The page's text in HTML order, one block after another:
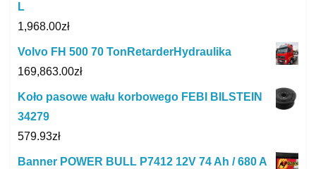
L
1,968.00zł
Volvo FH 500 70 TonRetarderHydraulika
169,863.00zł
Koło pasowe wału korbowego FEBI BILSTEIN
34279
579.93zł
Banner POWER BULL P7412 12V 74 Ah / 680 A